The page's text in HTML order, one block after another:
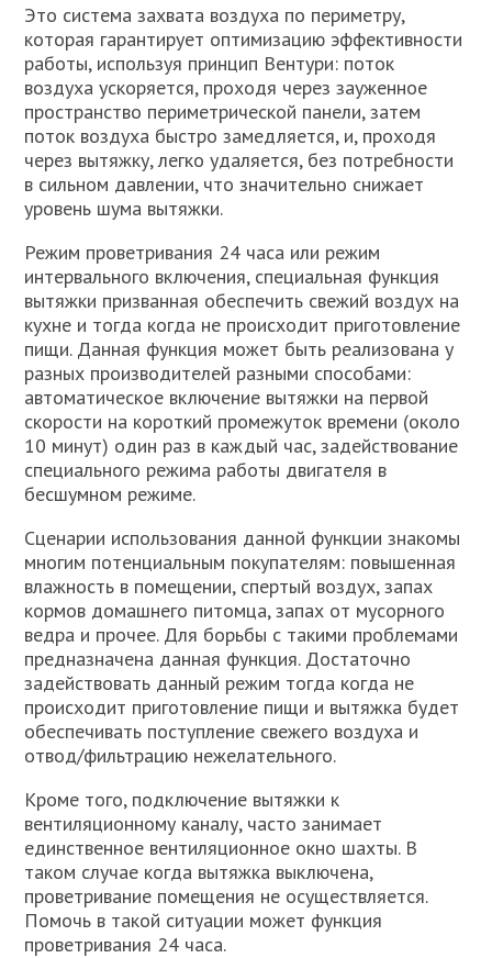
Это система захвата воздуха по периметру,
которая гарантирует оптимизацию эффективности
работы, используя принцип Вентури: поток
воздуха ускоряется, проходя через зауженное
пространство периметрической панели, затем
поток воздуха быстро замедляется, и, проходя
через вытяжку, легко удаляется, без потребности
в сильном давлении, что значительно снижает
уровень шума вытяжки.
Режим проветривания 24 часа или режим
интервального включения, специальная функция
вытяжки призванная обеспечить свежий воздух на
кухне и тогда когда не происходит приготовление
пищи. Данная функция может быть реализована у
разных производителей разными способами:
автоматическое включение вытяжки на первой
скорости на короткий промежуток времени (около
10 минут) один раз в каждый час, задействование
специального режима работы двигателя в
бесшумном режиме.
Сценарии использования данной функции знакомы
многим потенциальным покупателям: повышенная
влажность в помещении, спертый воздух, запах
кормов домашнего питомца, запах от мусорного
ведра и прочее. Для борьбы с такими проблемами
предназначена данная функция. Достаточно
задействовать данный режим тогда когда не
происходит приготовление пищи и вытяжка будет
обеспечивать поступление свежего воздуха и
отвод/фильтрацию нежелательного.
Кроме того, подключение вытяжки к
вентиляционному каналу, часто занимает
единственное вентиляционное окно шахты. В
таком случае когда вытяжка выключена,
проветривание помещения не осуществляется.
Помочь в такой ситуации может функция
проветривания 24 часа.